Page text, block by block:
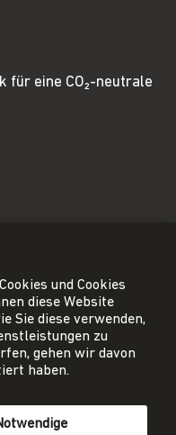
für eine CO₂-neutrale
und Cookies
diese Website
Sie diese verwenden,
zu
gehen wir davon
haben.